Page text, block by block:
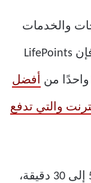
والخدمات
التي تستخدمها في حياتك اليومية، فإن LifePoints
أفضل
والتي تدفع
يمكن أن يستغرق كل استبيان من 5 إلى 30 دقيقة،